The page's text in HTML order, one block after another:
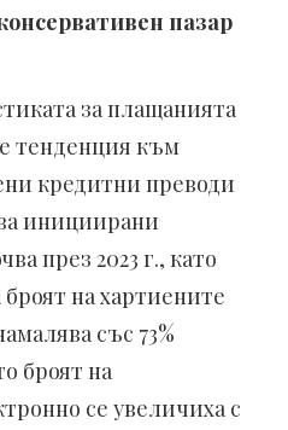
пазар
за плащанията
тенденция към
кредитни преводи
инициирани
през 2023 г., като
на хартиените
със 73%
броят на
се увеличиха с